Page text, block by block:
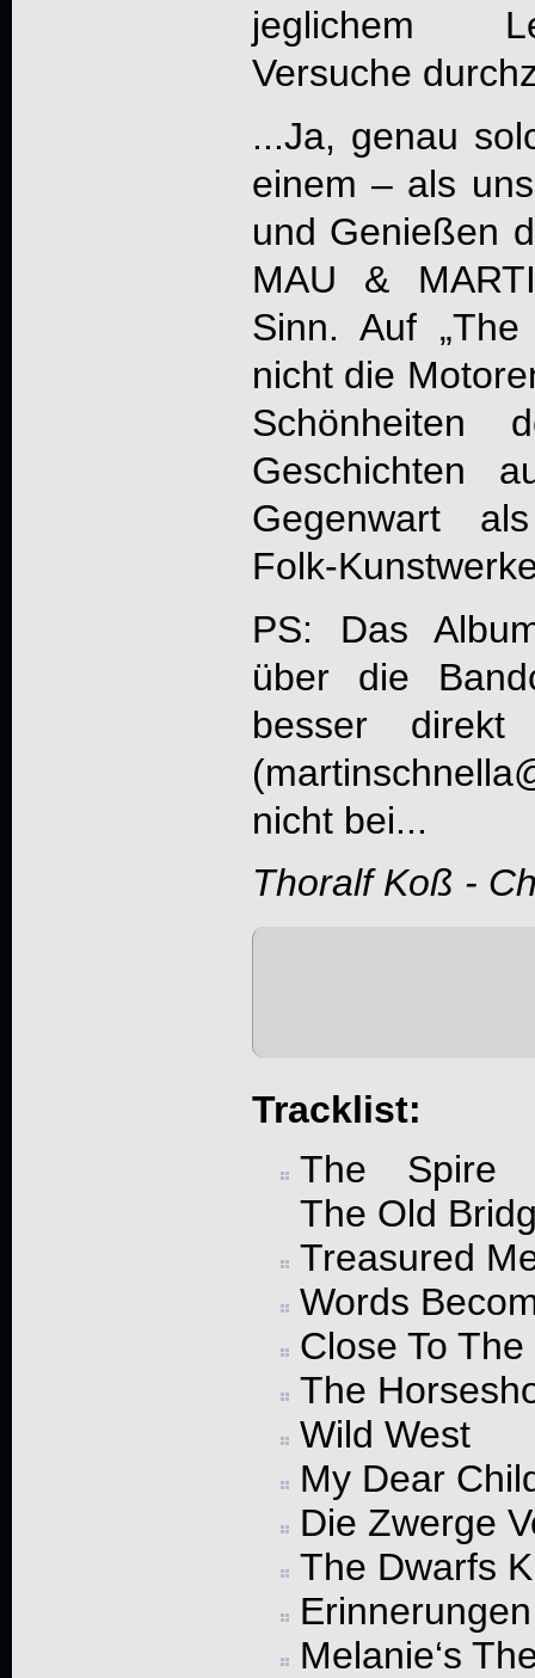
jeglichem
Versuche
...Ja, genau
einem – als
und Genießen
MAU &
Sinn. Auf „The
nicht die
Geschichten
Gegenwart
Folk-
PS: Das
über die
besser
nicht bei...
Thoralf Koß -
Tracklist:
The Spire
The Old
Treasured
Words
Close To
The
Wild West
My Dear
Die Zwerge
The Dwarfs
Erinnerungen
Melanie‘s